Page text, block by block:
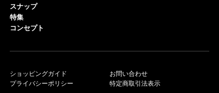
スナップ
特集
コンセプト
ショッピングガイド
プライバシーポリシー
お問い合わせ
特定商取引法表示